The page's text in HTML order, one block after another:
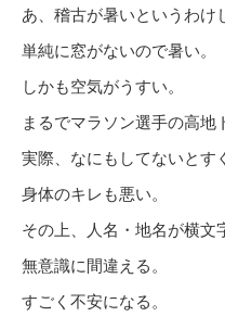
あ、稽古が暑いというわけ
単純に窓がないので暑い。
しかも空気がうすい。
まるでマラソン選手の高地
実際、なにもしてないとす
身体のキレも悪い。
その上、人名・地名が横文
無意識に間違える。
すごく不安になる。